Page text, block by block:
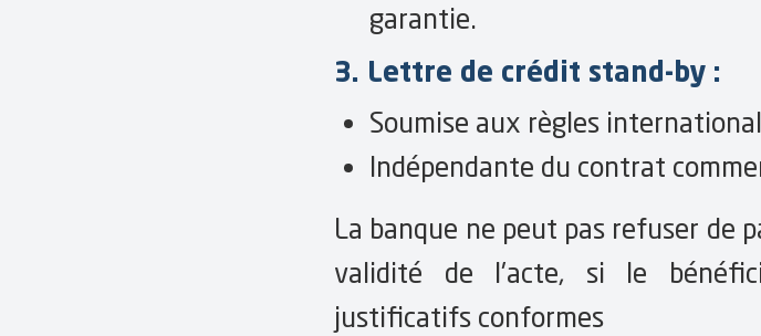
garantie.
3. Lettre de crédit stand-by :
Soumise aux règles
Indépendante du contrat
La banque ne peut pas refuser de
validité de l'acte, si le
justificatifs conformes